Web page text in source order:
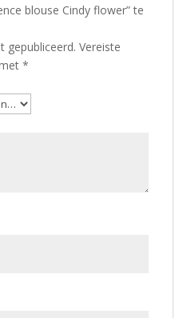
blouse Cindy flower” te
gepubliceerd. Vereiste
met*